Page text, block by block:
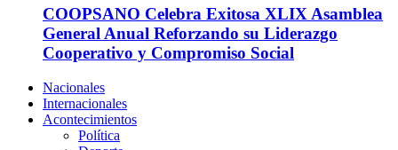
COOPSANO Celebra Exitosa XLIX Asamblea
General Anual Reforzando su Liderazgo
Cooperativo y Compromiso Social
Nacionales
Internacionales
Acontecimientos
Política